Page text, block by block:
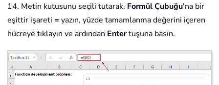
14. Metin kutusunu seçili tutarak, Formül Çubuğu'na bir
eşittir işareti = yazın, yüzde tamamlanma değerini içeren
hücreye tıklayın ve ardından Entertuşuna basın.